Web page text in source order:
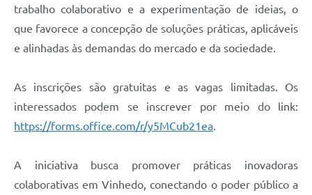
trabalho colaborativo e a experimentação de ideias, o
que favorece a concepção de soluções práticas, aplicáveis
e alinhadas às demandas do mercado e da sociedade.
As inscrições são gratuitas e as vagas limitadas. Os
interessados podem se inscrever por meio do link:
https://forms.office.com/r/y5MCub21ea.
A iniciativa busca promover práticas inovadoras
colaborativas em Vinhedo, conectando o poder público a